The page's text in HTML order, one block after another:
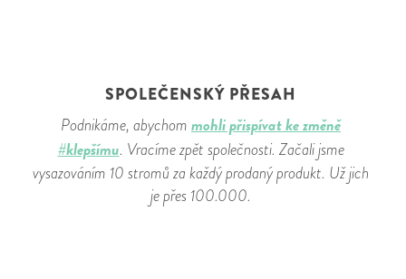
SPOLEČENSKÝ PŘESAH
Podnikáme, abychom mohli přispívat ke změně
#klepšímu. Vracíme zpět společnosti. Začali jsme
vysazováním 10 stromů za každý prodaný produkt. Už jich
je přes 100.000.